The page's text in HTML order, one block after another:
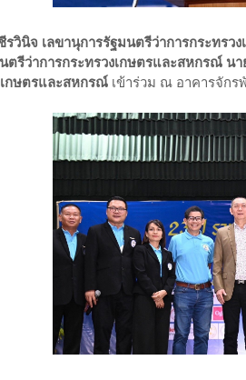
รวินิจ เลขานุการรัฐมนตรีว่าการกระทร
รีว่าการกระทรวงเกษตรและสหกรณ์ น
กษตรและสหกรณ์เข้าร่วม ณ อาคารจักร